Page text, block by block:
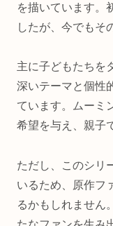
を描いています。
したが、今でもそ
主に子どもたちを
深いテーマと個性
ています。ムーミ
希望を与え、親子
ただし、このシリ
いるため、原作フ
るかもしれません